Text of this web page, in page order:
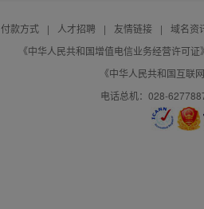
付款方式 | 人才招聘 | 友情链接 |
域名资
《中华人民共和国增值电信业务经营许可
《中华人民共和国互联
电话总机：028-